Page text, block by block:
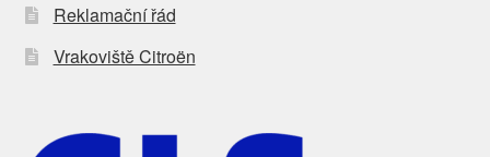
Reklamační řád
Vrakoviště Citroën